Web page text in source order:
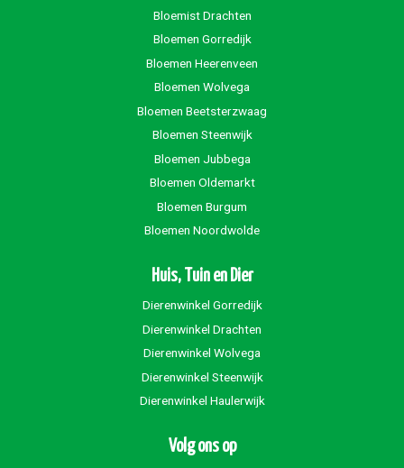
Bloemist Drachten
Bloemen Gorredijk
Bloemen Heerenveen
Bloemen Wolvega
Bloemen Beetsterzwaag
Bloemen Steenwijk
Bloemen Jubbega
Bloemen Oldemarkt
Bloemen Burgum
Bloemen Noordwolde
Huis, Tuin en Dier
Dierenwinkel Gorredijk
Dierenwinkel Drachten
Dierenwinkel Wolvega
Dierenwinkel Steenwijk
Dierenwinkel Haulerwijk
Volg ons op